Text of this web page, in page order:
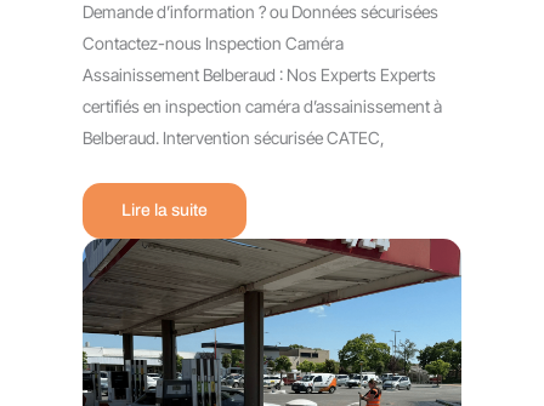
Demande d’information ? ou Données sécurisées
Contactez-nous Inspection Caméra
Assainissement Belberaud : Nos Experts Experts
certifiés en inspection caméra d’assainissement à
Belberaud. Intervention sécurisée CATEC,
Lire la suite